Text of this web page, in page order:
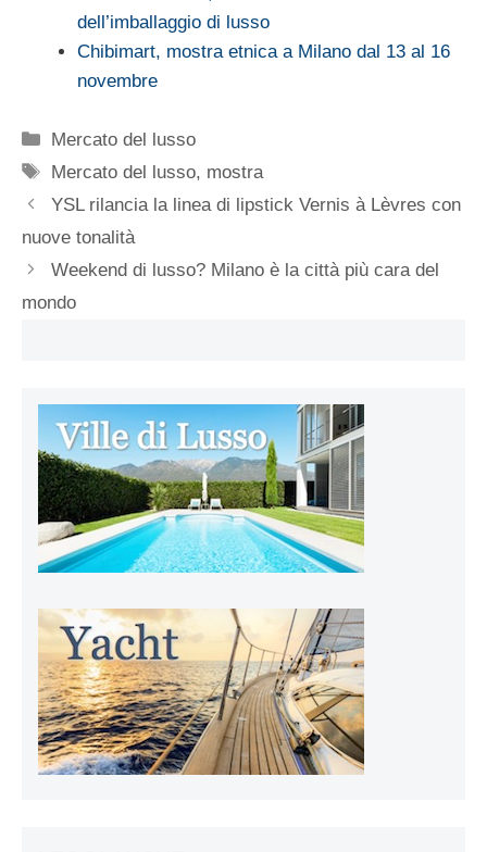
dell’imballaggio di lusso
Chibimart, mostra etnica a Milano dal 13 al 16
novembre
Categorie
Mercato del lusso
Tag
Mercato del lusso, mostra
YSL rilancia la linea di lipstick Vernis à Lèvres con
nuove tonalità
Weekend di lusso? Milano è la città più cara del
mondo